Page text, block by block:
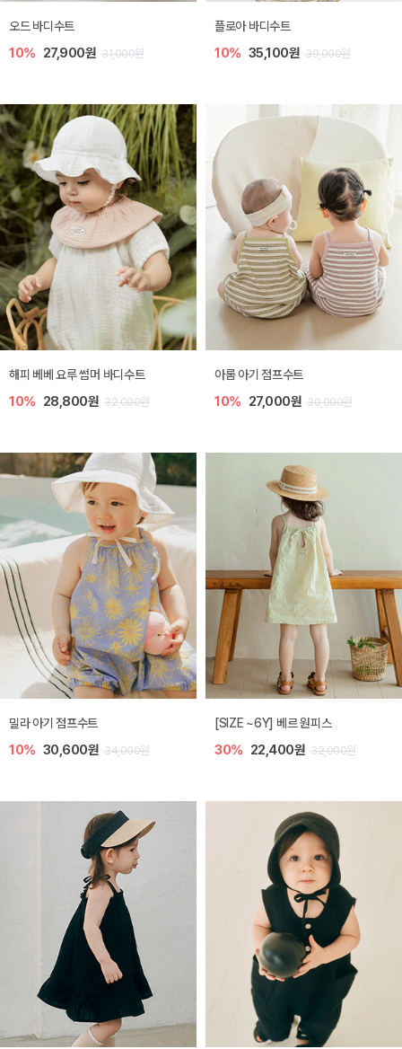
오드 바디수트
10% 27,900원 31,000원
플로아 바디수트
10% 35,100원 39,000원
해피 베베 요루 썸머 바디수트
10% 28,800원 32,000원
아롬 아기 점프수트
10% 27,000원 30,000원
밀라 아기 점프수트
10% 30,600원 34,000원
[SIZE ~6Y] 베르 원피스
30% 22,400원 32,000원